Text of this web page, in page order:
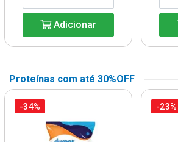
Adicionar
Proteínas com até 30%OFF
-34% -23%